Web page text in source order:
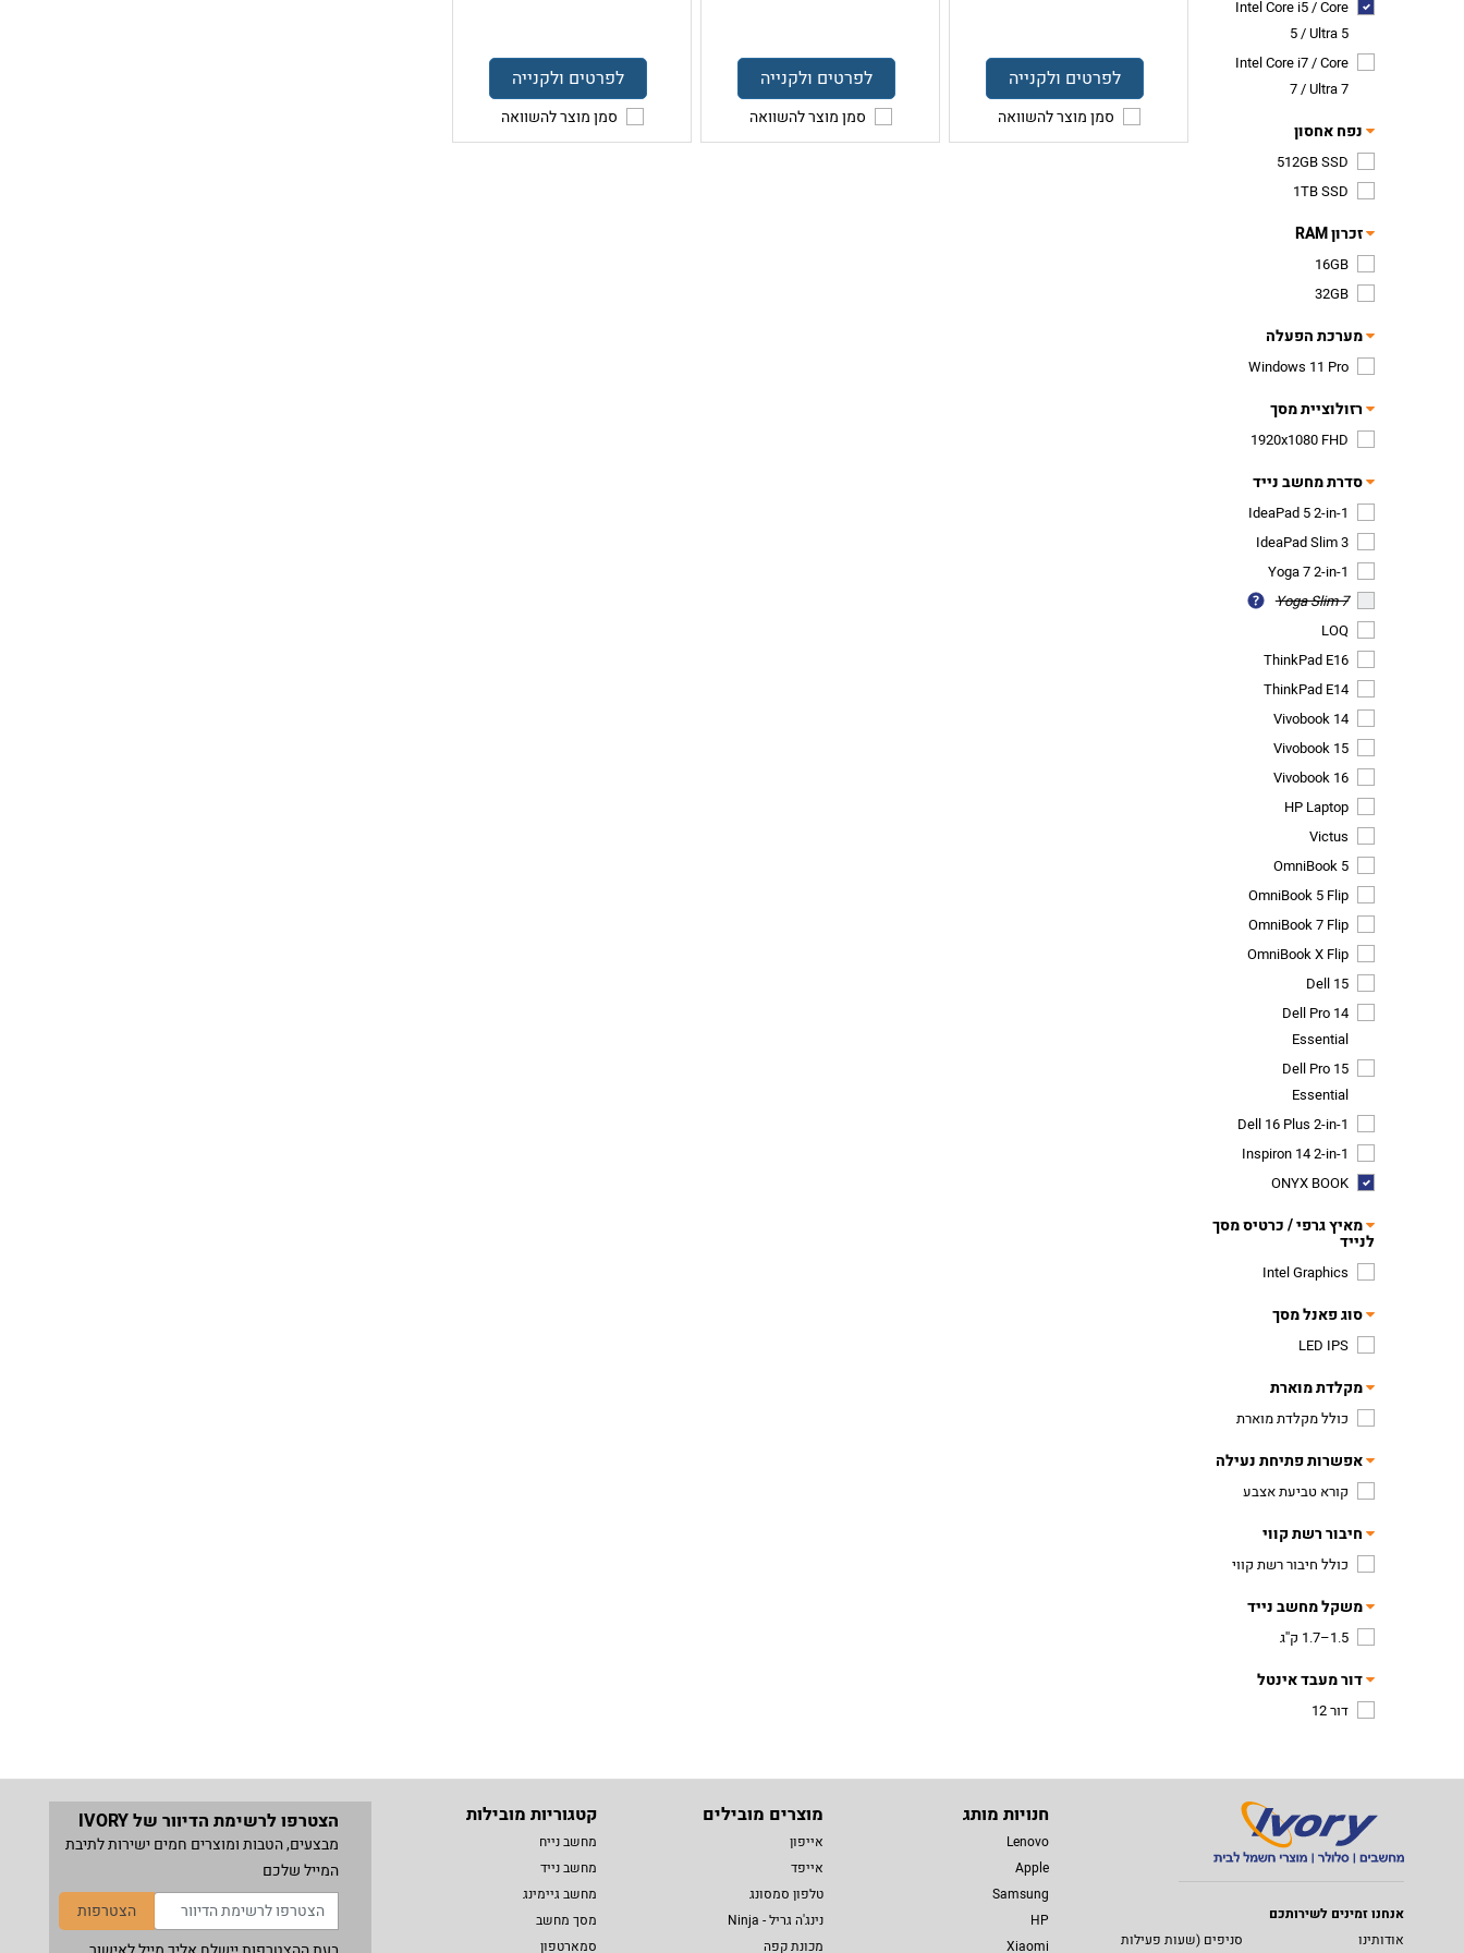
Intel Core i5 / Core
5 / Ultra 5
Intel Core i7 / Core
7 / Ultra 7
נפח אחסון
512GB SSD
1TB SSD
זכרון RAM
16GB
32GB
מערכת הפעלה
Windows 11 Pro
רזולוציית מסך
1920x1080 FHD
סדרת מחשב נייד
IdeaPad 5 2-in-1
IdeaPad Slim 3
Yoga 7 2-in-1
Yoga Slim 7
LOQ
ThinkPad E16
ThinkPad E14
Vivobook 14
Vivobook 15
Vivobook 16
HP Laptop
Victus
OmniBook 5
OmniBook 5 Flip
OmniBook 7 Flip
OmniBook X Flip
Dell 15
Dell Pro 14
Essential
Dell Pro 15
Essential
Dell 16 Plus 2-in-1
Inspiron 14 2-in-1
ONYX BOOK
מאיץ גרפי / כרטיס מסך
לנייד
Intel Graphics
סוג פאנל מסך
LED IPS
מקלדת מוארת
כולל מקלדת מוארת
אפשרות פתיחת נעילה
קורא טביעת אצבע
חיבור רשת קווי
כולל חיבור רשת קווי
משקל מחשב נייד
1.5–1.7 ק''ג
דור מעבד אינטל
דור 12
לפרטים ולקנייה
סמן מוצר להשוואה
לפרטים ולקנייה
סמן מוצר להשוואה
לפרטים ולקנייה
סמן מוצר להשוואה
אנחנו זמינים לשירותכם
אודותינו
סניפים (שעות פעילות
חנויות מותג
Lenovo
Apple
Samsung
HP
Xiaomi
מוצרים מובילים
אייפון
אייפד
טלפון סמסונג
נינג'ה גריל - Ninja
מכונת קפה
קטגוריות מובילות
מחשב נייח
מחשב נייד
מחשב גיימינג
מסך מחשב
סמארטפון
הצטרפו לרשימת הדיוור של IVORY
מבצעים, הטבות ומוצרים חמים ישירות לתיבת
המייל שלכם
הצטרפות